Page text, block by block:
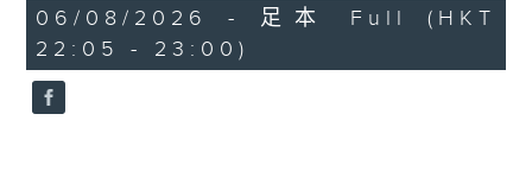
55
minutes,
0
seconds
06/08/2026 - 足本 Full (HKT
22:05 - 23:00)